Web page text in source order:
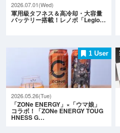
2026.07.01(Wed)
軍用級タフネス＆高冷却・大容量
バッテリー搭載！レノボ「Legio…
1 User
2026.05.26(Tue)
「ZONe ENERGY」×「ウマ娘」
コラボ！「ZONe ENERGY TOUG
HNESS G…